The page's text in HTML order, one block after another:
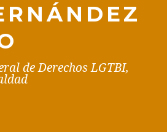
de Derechos LGTBI,